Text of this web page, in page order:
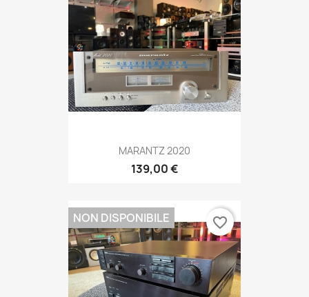
MARANTZ 2020
139,00 €
NON DISPONIBILE favorite_border